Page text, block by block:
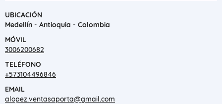
UBICACIÓN
Medellín - Antioquia - Colombia
MÓVIL
3006200682
TELÉFONO
+573104496846
EMAIL
alopez.ventasaporta@gmail.com